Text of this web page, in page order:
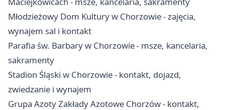
Młodzieżowy Dom Kultury w Chorzowie - zajęcia,
wynajem sal i kontakt
Parafia św. Barbary w Chorzowie - msze, kancelaria,
sakramenty
Stadion Śląski w Chorzowie - kontakt, dojazd,
zwiedzanie i wynajem
Grupa Azoty Zakłady Azotowe Chorzów - kontakt,